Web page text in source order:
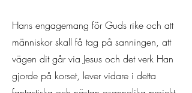
Hans engagemang för Guds rike och att
människor skall få tag på sanningen, att
vägen dit går via Jesus och det verk Han
gjorde på korset, lever vidare i detta